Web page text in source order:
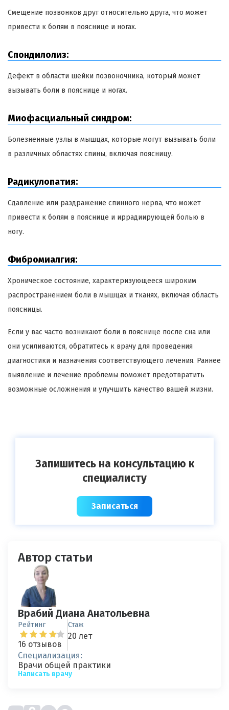
Смещение позвонков друг относительно друга, что может
привести к болям в пояснице и ногах.
Спондилолиз:
Дефект в области шейки позвоночника, который может
вызывать боли в пояснице и ногах.
Миофасциальный синдром:
Болезненные узлы в мышцах, которые могут вызывать боли
в различных областях спины, включая поясницу.
Радикулопатия:
Сдавление или раздражение спинного нерва, что может
привести к болям в пояснице и иррадиирующей болью в
ногу.
Фибромиалгия:
Хроническое состояние, характеризующееся широким
распространением боли в мышцах и тканях, включая область
поясницы.
Если у вас часто возникают боли в пояснице после сна или
они усиливаются, обратитесь к врачу для проведения
диагностики и назначения соответствующего лечения. Раннее
выявление и лечение проблемы поможет предотвратить
возможные осложнения и улучшить качество вашей жизни.
Запишитесь на консультацию к
специалисту
Записаться
Автор статьи
Врабий Диана Анатольевна
Рейтинг
16 отзывов
Стаж
20 лет
Специализация:
Врачи общей практики
Написать врачу